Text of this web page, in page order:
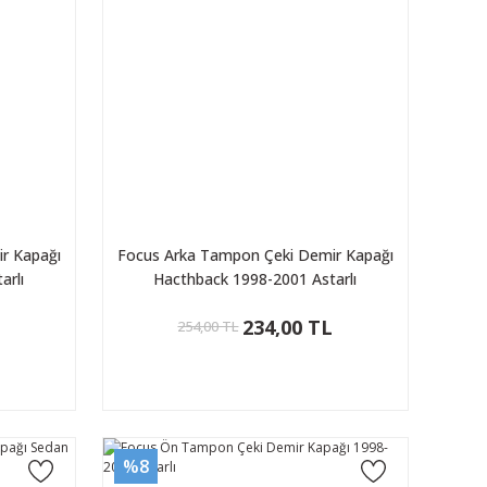
Kapağı
Focus Arka Tampon Çeki Demir Kapağı
Hacthback 1998-2001 Astarlı
254,00 TL 234,00 TL
%8